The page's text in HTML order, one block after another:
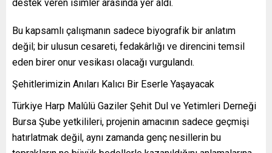
destek veren isimler arasında yer aldı.
Bu kapsamlı çalışmanın sadece biyografik bir anlatım
değil; bir ulusun cesareti, fedakârlığı ve direncini temsil
eden birer onur vesikası olacağı vurgulandı.
Şehitlerimizin Anıları Kalıcı Bir Eserle Yaşayacak
Türkiye Harp Malûlü Gaziler Şehit Dul ve Yetimleri Derneği
Bursa Şube yetkilileri, projenin amacının sadece geçmişi
hatırlatmak değil, aynı zamanda genç nesillerin bu